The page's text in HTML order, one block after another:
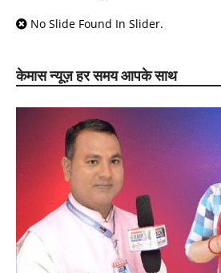
No Slide Found In Slider.
केमास न्यूज़ हर समय आपके साथ